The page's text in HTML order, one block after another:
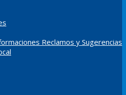
Reclamos y Sugerencias